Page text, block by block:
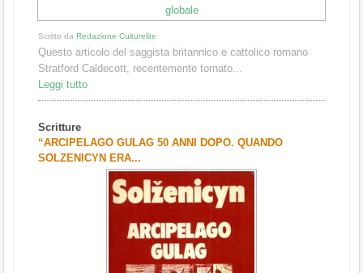
Scritto da Redazione Culturelite
Questo articolo del saggista britannico e cattolico romano
Stratford Caldecott, recentemente tornato...
Leggi tutto
Scritture
“ARCIPELAGO GULAG 50 ANNI DOPO. QUANDO
SOLZENICYN ERA...